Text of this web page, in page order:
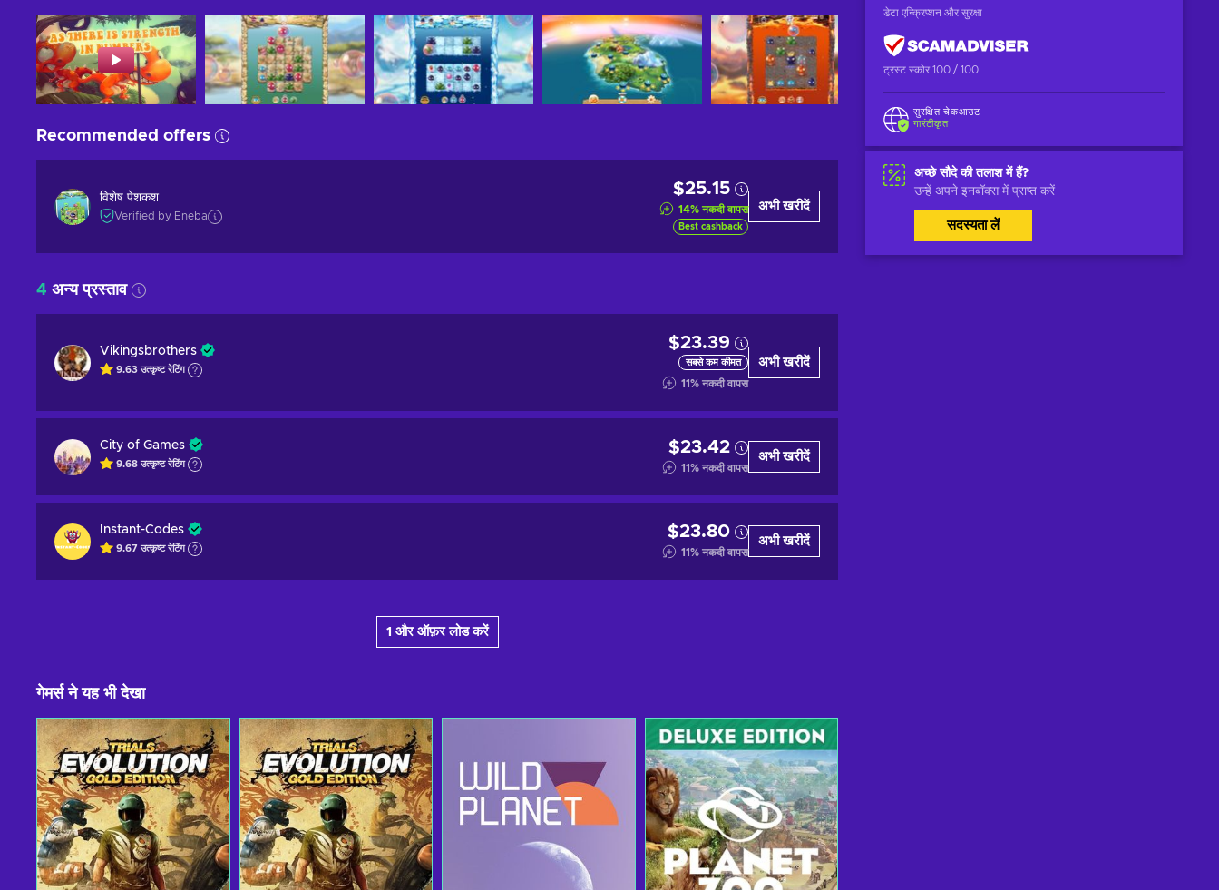
डेटा एन्क्रिप्शन और सुरक्षा
ट्रस्ट स्कोर 100 / 100
सुरक्षित चेकआउट
गारंटीकृत
अच्छे सौदे की तलाश में हैं?
उन्हें अपने इनबॉक्स में प्राप्त करें
सदस्यता लें
Recommended offers
विशेष पेशकश
Verified by Eneba
$25.15
14% नकदी वापस
Best cashback
अभी खरीदें
4 अन्य प्रस्ताव
Vikingsbrothers
9.63 उत्कृष्टरेटिंग
$23.39
सबसे कम कीमत
11% नकदी वापस
अभी खरीदें
City of Games
9.68 उत्कृष्टरेटिंग
$23.42
11% नकदी वापस
अभी खरीदें
Instant-Codes
9.67 उत्कृष्टरेटिंग
$23.80
11% नकदी वापस
अभी खरीदें
1 और ऑफ़र लोड करें
गेमर्स ने यह भी देखा